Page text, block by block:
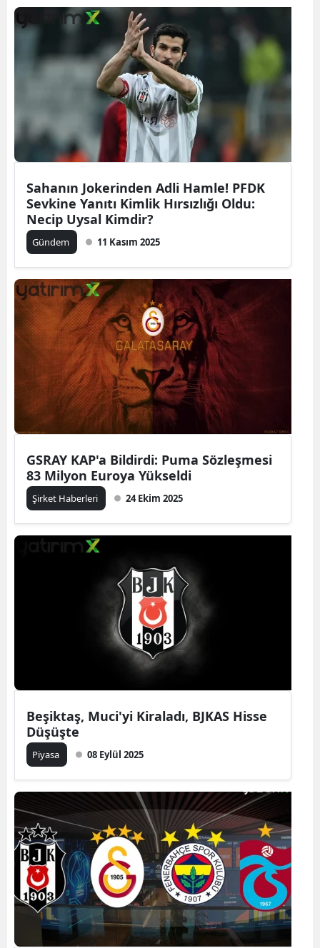
Sahanın Jokerinden Adli Hamle! PFDK
Sevkine Yanıtı Kimlik Hırsızlığı Oldu:
Necip Uysal Kimdir?
Gündem 11 Kasım 2025
GSRAY KAP'a Bildirdi: Puma Sözleşmesi
83 Milyon Euroya Yükseldi
Şirket Haberleri 24 Ekim 2025
Beşiktaş, Muci'yi Kiraladı, BJKAS Hisse
Düşüşte
Piyasa 08 Eylül 2025